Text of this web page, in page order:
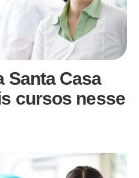
Santa Casa
cursos nesse